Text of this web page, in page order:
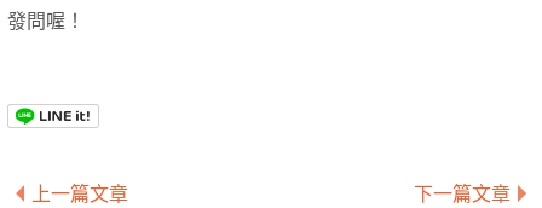
發問喔！
上一篇文章 下一篇文章